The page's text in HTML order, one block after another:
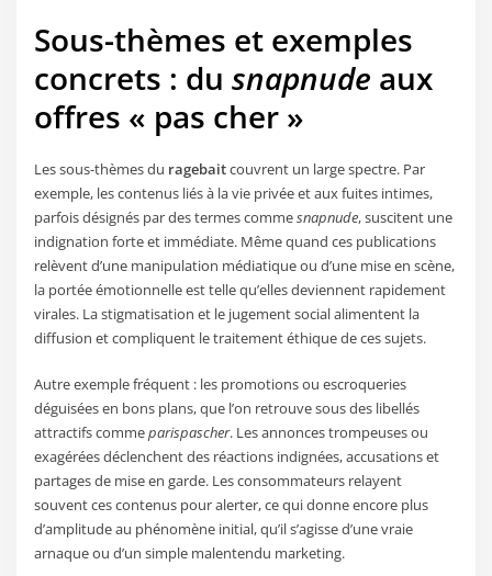
Sous-thèmes et exemples
concrets : dusnapnude aux
offres « pas cher »
Les sous-thèmes du ragebaitcouvrent un large spectre. Par
exemple, les contenus liés à la vie privée et aux fuites intimes,
parfois désignés par des termes commesnapnude, suscitent une
indignation forte et immédiate. Même quand ces publications
relèvent d’une manipulation médiatique ou d’une mise en scène,
la portée émotionnelle est telle qu’elles deviennent rapidement
virales. La stigmatisation et le jugement social alimentent la
diffusion et compliquent le traitement éthique de ces sujets.
Autre exemple fréquent : les promotions ou escroqueries
déguisées en bons plans, que l’on retrouve sous des libellés
attractifs commeparispascher. Les annonces trompeuses ou
exagérées déclenchent des réactions indignées, accusations et
partages de mise en garde. Les consommateurs relayent
souvent ces contenus pour alerter, ce qui donne encore plus
d’amplitude au phénomène initial, qu’il s’agisse d’une vraie
arnaque ou d’un simple malentendu marketing.